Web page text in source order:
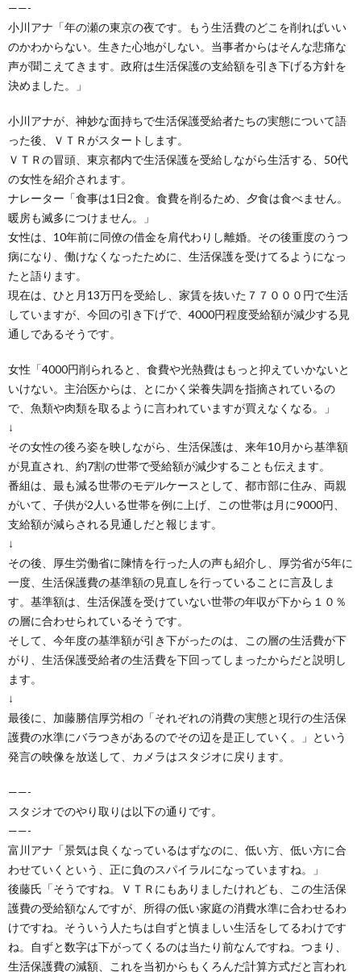
——-
小川アナ「年の瀬の東京の夜です。もう生活費のどこを削ればいい
のかわからない。生きた心地がしない。当事者からはそんな悲痛な
声が聞こえてきます。政府は生活保護の支給額を引き下げる方針を
決めました。」
小川アナが、神妙な面持ちで生活保護受給者たちの実態について語
った後、ＶＴＲがスタートします。
ＶＴＲの冒頭、東京都内で生活保護を受給しながら生活する、50代
の女性を紹介されます。
ナレーター「食事は1日2食。食費を削るため、夕食は食べません。
暖房も滅多につけません。」
女性は、10年前に同僚の借金を肩代わりし離婚。その後重度のうつ
病になり、働けなくなったために、生活保護を受けてるようになっ
たと語ります。
現在は、ひと月13万円を受給し、家賃を抜いた７７０００円で生活
していますが、今回の引き下げで、4000円程度受給額が減少する見
通しであるそうです。
女性「4000円削られると、食費や光熱費はもっと抑えていかないと
いけない。主治医からは、とにかく栄養失調を指摘されているの
で、魚類や肉類を取るように言われていますが買えなくなる。」
↓
その女性の後ろ姿を映しながら、生活保護は、来年10月から基準額
が見直され、約7割の世帯で受給額が減少することも伝えます。
番組は、最も減る世帯のモデルケースとして、都市部に住み、両親
がいて、子供が2人いる世帯を例に上げ、この世帯は月に9000円、
支給額が減らされる見通しだと報じます。
↓
その後、厚生労働省に陳情を行った人の声も紹介し、厚労省が5年に
一度、生活保護費の基準額の見直しを行っていることに言及しま
す。基準額は、生活保護を受けていない世帯の年収が下から１０％
の層に合わせられているそうです。
そして、今年度の基準額が引き下がったのは、この層の生活費が下
がり、生活保護受給者の生活費を下回ってしまったからだと説明し
ます。
↓
最後に、加藤勝信厚労相の「それぞれの消費の実態と現行の生活保
護費の水準にバラつきがあるのでその辺を是正していく。」という
発言の映像を放送して、カメラはスタジオに戻ります。
——-
スタジオでのやり取りは以下の通りです。
——-
富川アナ「景気は良くなっているはずなのに、低い方、低い方に合
わせていくという、正に負のスパイラルになっていますね。」
後藤氏「そうですね。ＶＴＲにもありましたけれども、この生活保
護費の受給額なんですが、所得の低い家庭の消費水準に合わせるわ
けですね。そういう人たちは自ずと慎ましい生活をしてるわけです
ね。自ずと数字は下がってくるのは当たり前なんですね。つまり、
生活保護費の減額、これを当初からもくろんだ計算方式だと言われ